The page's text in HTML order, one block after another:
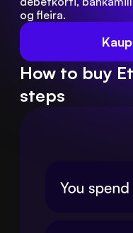
og fleira.
How to buy
steps